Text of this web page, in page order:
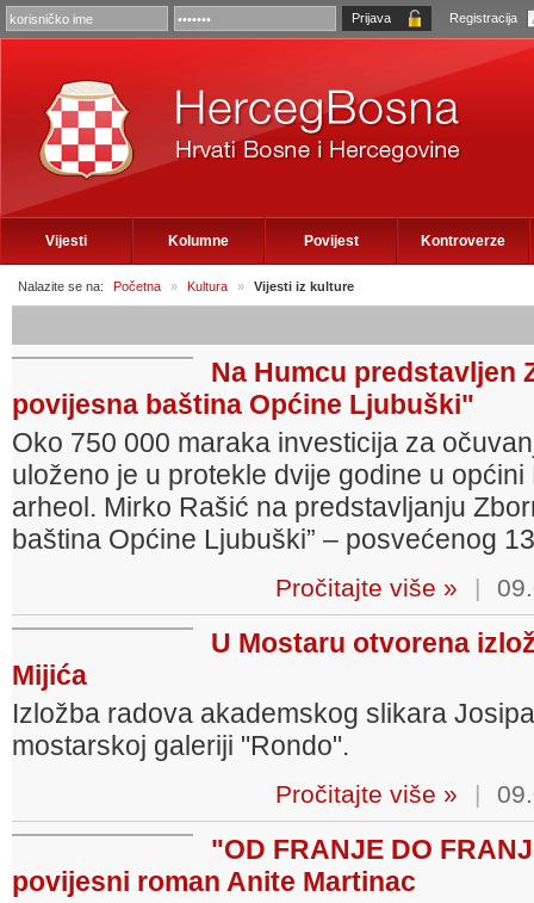
Registracija
Vijesti Kolumne Povijest Kontroverze
Nalazite se na: Početna » Kultura » Vijesti iz kulture
Na Humcu predstavljen
povijesna baština Općine Ljubuški"
Oko 750 000 maraka investicija za
uloženo je u protekle dvije godine u
arheol. Mirko Rašić na predstavljanju
baština Općine Ljubuški” – posvećenog
Pročitajte više » |
U Mostaru otvorena
Mijića
Izložba radova akademskog slikara
mostarskoj galeriji "Rondo".
Pročitajte više » |
"OD FRANJE DO
povijesni roman Anite Martinac